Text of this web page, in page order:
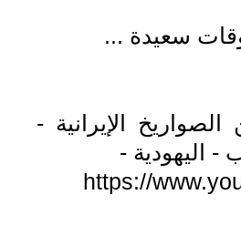
سعيدة ...
الإيرانية -
- اليهودية -
https://